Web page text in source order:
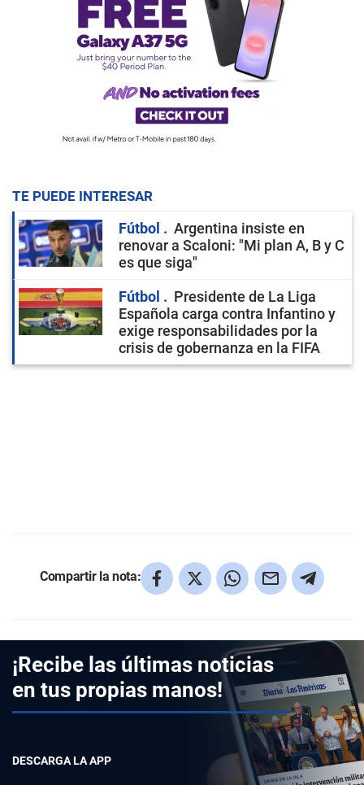
TE PUEDE INTERESAR
Fútbol
Argentina insiste en
renovar a Scaloni: "Mi plan A, B y C
es que siga"
Fútbol
Presidente de La Liga
Española carga contra Infantino y
exige responsabilidades por la
crisis de gobernanza en la FIFA
Compartir la nota:
¡Recibe las últimas noticias
en tus propias manos!
DESCARGA LA APP